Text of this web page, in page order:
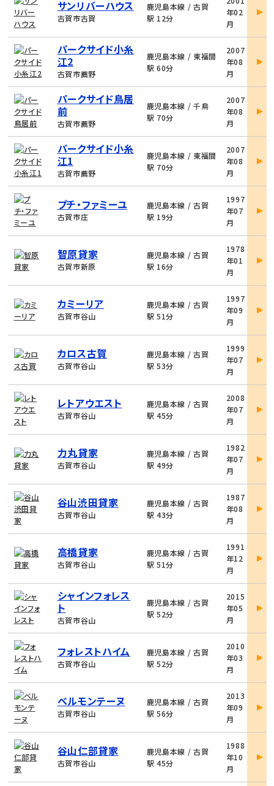
サンリバーハウス
古賀市古賀
鹿児島本線 / 古賀
駅 12分
年02
月
詳
パークサイド小糸
江2
古賀市薦野
鹿児島本線 / 東福間
駅 60分
2007
年08
月
詳
パークサイド鳥居
前
古賀市薦野
鹿児島本線 / 千鳥
駅 70分
2007
年08
月
詳
パークサイド小糸
江1
古賀市薦野
鹿児島本線 / 東福間
駅 70分
2007
年08
月
詳
プチ・ファミーユ
古賀市庄
鹿児島本線 / 古賀
駅 19分
1997
年07
月
詳
智原貸家
古賀市新原
鹿児島本線 / 古賀
駅 16分
1978
年01
月
詳
カミーリア
古賀市谷山
鹿児島本線 / 古賀
駅 51分
1997
年09
月
詳
カロス古賀
古賀市谷山
鹿児島本線 / 古賀
駅 53分
1999
年07
月
詳
レトアウエスト
古賀市谷山
鹿児島本線 / 古賀
駅 45分
2008
年07
月
詳
力丸貸家
古賀市谷山
鹿児島本線 / 古賀
駅 49分
1982
年07
月
詳
谷山渋田貸家
古賀市谷山
鹿児島本線 / 古賀
駅 43分
1987
年08
月
詳
高橋貸家
古賀市谷山
鹿児島本線 / 古賀
駅 51分
1991
年12
月
詳
シャインフォレス
ト
古賀市谷山
鹿児島本線 / 古賀
駅 52分
2015
年05
月
詳
フォレストハイム
古賀市谷山
鹿児島本線 / 古賀
駅 52分
2010
年03
月
詳
ベルモンテーヌ
古賀市谷山
鹿児島本線 / 古賀
駅 56分
2013
年09
月
詳
谷山仁部貸家
古賀市谷山
鹿児島本線 / 古賀
駅 45分
1988
年10
月
詳